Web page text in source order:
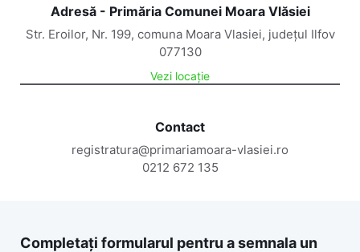
Adresă - Primăria Comunei Moara Vlăsiei
Str. Eroilor, Nr. 199, comuna Moara Vlasiei, județul Ilfov
077130
Vezi locație
Contact
registratura@primariamoara-vlasiei.ro
0212 672 135
Completați formularul pentru a semnala un